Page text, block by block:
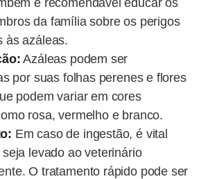
é recomendável educar os
da família sobre os perigos
às azáleas.
Azáleas podem ser
por suas folhas perenes e flores
podem variar em cores
rosa, vermelho e branco.
Em caso de ingestão, é vital
levado ao veterinário
O tratamento rápido pode ser